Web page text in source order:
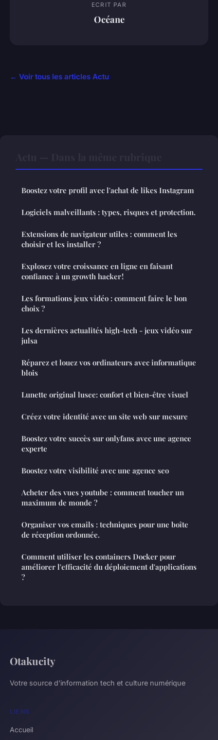
ECRIT PAR
Océane
← Voir tous les articles Actu
Boostez votre profil avec l'achat de likes Instagram
Logiciels malveillants : types, risques et protection.
Extensions de navigateur utiles : comment les
choisir et les installer ?
Explosez votre croissance en ligne en faisant
confiance à un growth hacker !
Les formations jeux vidéo : comment faire le bon
choix ?
Les dernières actualités high-tech - jeux vidéo sur
julsa
Réparez et louez vos ordinateurs avec informatique
blois
Lunette original lusee: confort et bien-être visuel
Créez votre identité avec un site web sur mesure
Boostez votre succès sur onlyfans avec une agence
experte
Boostez votre visibilité avec une agence seo
Acheter des vues youtube : comment toucher un
maximum de monde ?
Organiser vos emails : techniques pour une boîte
de réception ordonnée.
Comment utiliser les containers Docker pour
améliorer l'efficacité du déploiement d'applications
?
Otakucity
Votre source d'information tech et culture numérique
LIENS
Accueil